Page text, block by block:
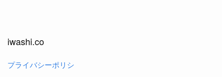
iwashi.co
プライバシーポリシ